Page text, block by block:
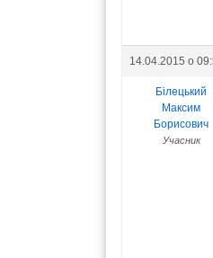
14.04.2015 о
Білецький
Максим
Борисович
Учасник